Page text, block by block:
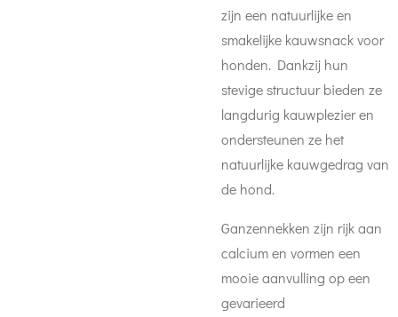
zijn een natuurlijke en
smakelijke kauwsnack voor
honden. Dankzij hun
stevige structuur bieden ze
langdurig kauwplezier en
ondersteunen ze het
natuurlijke kauwgedrag van
de hond.
Ganzennekken zijn rijk aan
calcium en vormen een
mooie aanvulling op een
gevarieerd